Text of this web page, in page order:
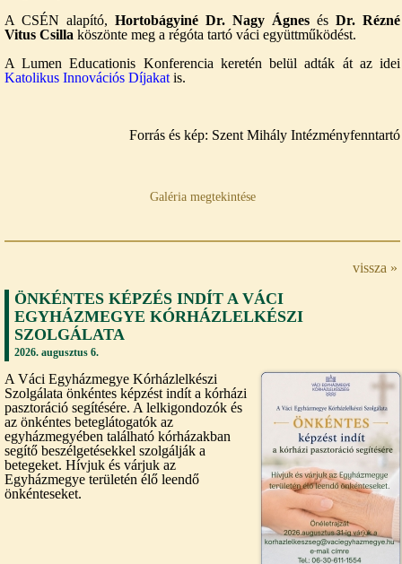
A CSÉN alapító, Hortobágyiné Dr. Nagy Ágnes és Dr. Rézné
Vitus Csilla köszönte meg a régóta tartó váci együttműködést.
A Lumen Educationis Konferencia keretén belül adták át az idei
Katolikus Innovációs Díjakat is.
Forrás és kép: Szent Mihály Intézményfenntartó
Galéria megtekintése
vissza »
ÖNKÉNTES KÉPZÉS INDÍT A VÁCI
EGYHÁZMEGYE KÓRHÁZLELKÉSZI
SZOLGÁLATA
2026. augusztus 6.
A Váci Egyházmegye Kórházlelkészi
Szolgálata önkéntes képzést indít a kórházi
pasztoráció segítésére. A lelkigondozók és
az önkéntes beteglátogatók az
egyházmegyében található kórházakban
segítő beszélgetésekkel szolgálják a
betegeket. Hívjuk és várjuk az
Egyházmegye területén élő leendő
önkénteseket.